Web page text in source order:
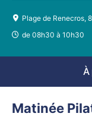
Plage de Renecros,
de 08h30 à 10h30
À
Matinée